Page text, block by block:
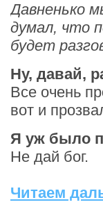
Давненько
думал, что
будет
Ну, давай,
Все очень
вот и
Я уж было
Не дай бог.
Читаем